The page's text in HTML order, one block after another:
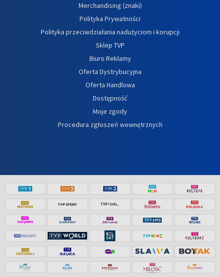
Merchandising (znaki)
Polityka Prywatności
Polityka przeciwdziałania nadużyciom i korupcji
Sklep TVP
Biuro Reklamy
Oferta Dystrybucyjna
Oferta Handlowa
Dostępność
Moje zgody
Procedura zgłoszeń wewnętrznych